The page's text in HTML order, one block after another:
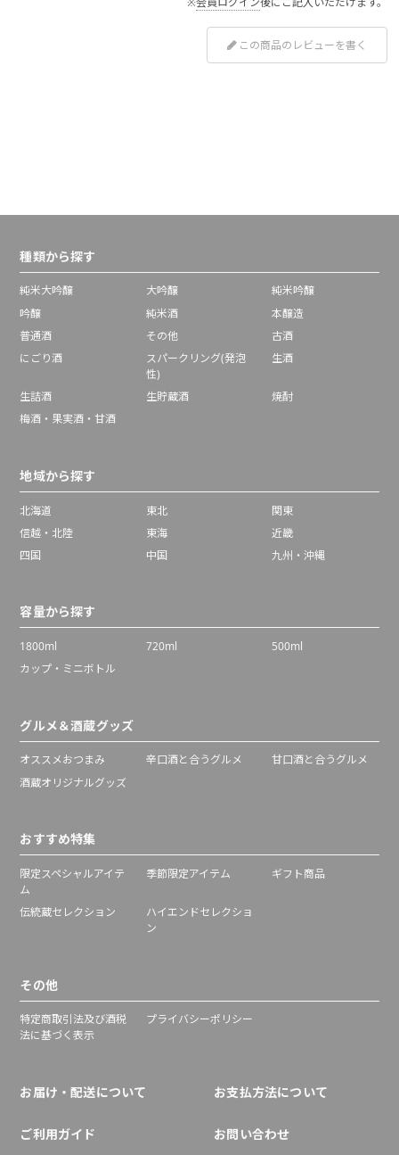
この商品のレビューを書く
種類から探す
純米大吟醸 大吟醸
純米吟醸
吟醸
純米酒
本醸造
普通酒
その他
古酒
にごり酒
スパークリング(発泡
性)
生酒
生詰酒 生貯蔵酒
焼酎
梅酒・果実酒・甘酒
地域から探す
北海道 東北
関東
信越・北陸
東海
近畿
四国
中国 九州・沖縄
容量から探す
1800ml 720ml
500ml
カップ・ミニボトル
グルメ＆酒蔵グッズ
オススメおつまみ 辛口酒と合うグルメ
甘口酒と合うグルメ
酒蔵オリジナルグッズ
おすすめ特集
限定スペシャルアイテ
ム
季節限定アイテム ギフト商品
伝統蔵セレクション
ハイエンドセレクショ
ン
その他
特定商取引法及び酒税
法に基づく表示
プライバシーポリシー
お届け・配送について お支払方法について
ご利用ガイド お問い合わせ